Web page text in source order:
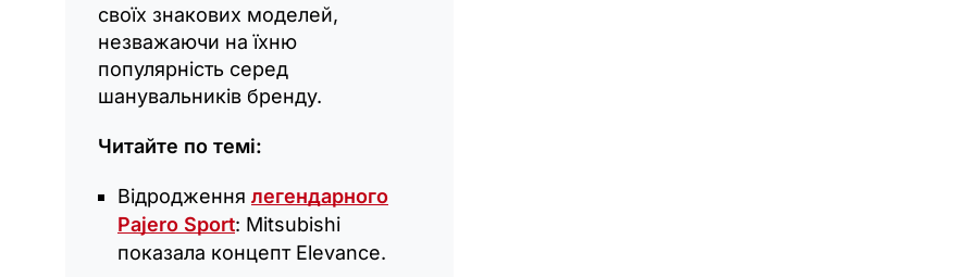
своїх знакових моделей,
незважаючи на їхню
популярність серед
шанувальників бренду.
Читайте по темі:
Відродження легендарного
Pajero Sport: Mitsubishi
показала концепт Elevance.